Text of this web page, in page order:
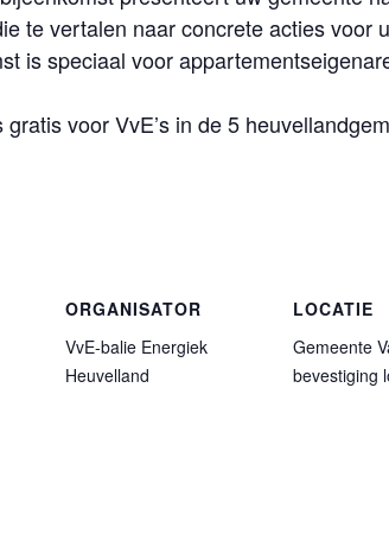
te vertalen naar concrete acties voor
is speciaal voor
gratis voor VvE’s in de 5
ORGANISATOR
VvE-balie Energiek
Heuvelland
LOCATIE
Gemeente
bevestiging